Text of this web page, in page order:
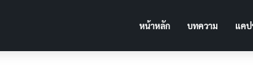
หน้าหลัก บทความ แค